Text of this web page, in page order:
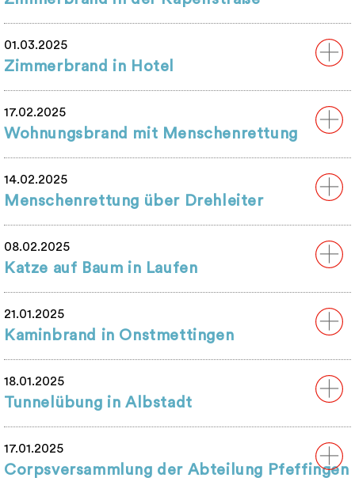
01.03.2025
Zimmerbrand in Hotel
17.02.2025
Wohnungsbrand mit Menschenrettung
14.02.2025
Menschenrettung über Drehleiter
08.02.2025
Katze auf Baum in Laufen
21.01.2025
Kaminbrand in Onstmettingen
18.01.2025
Tunnelübung in Albstadt
17.01.2025
Corpsversammlung der Abteilung Pfeffingen